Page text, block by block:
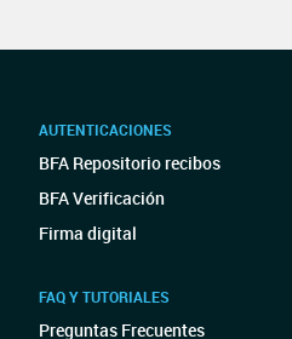
AUTENTICACIONES
BFA Repositorio recibos
BFA Verificación
Firma digital
FAQ Y TUTORIALES
Preguntas Frecuentes